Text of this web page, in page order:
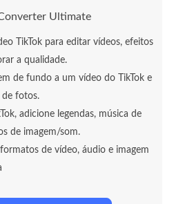
Ultimate
TikTok para editar vídeos, efeitos
a qualidade.
de fundo a um vídeo do TikTok e
de fotos.
adicione legendas, música de
de imagem/som.
de vídeo, áudio e imagem